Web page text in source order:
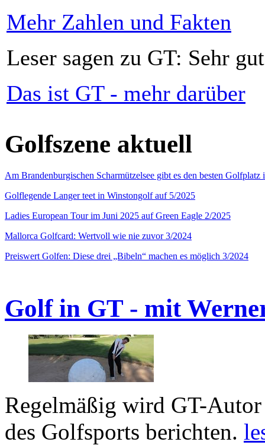
Mehr Zahlen und Fakten
Leser sagen zu GT: Sehr
Das ist GT - mehr darüber
Golfszene aktuell
Am Brandenburgischen Scharmützelsee gibt es den besten
Golflegende Langer teet in Winstongolf auf 5/2025
Ladies European Tour im Juni 2025 auf Green Eagle 2/2025
Mallorca Golfcard: Wertvoll wie nie zuvor 3/2024
Preiswert Golfen: Diese drei „Bibeln“ machen es möglich 3/2024
Golf in GT - mit
Regelmäßig wird GT-
des Golfsports berichten.